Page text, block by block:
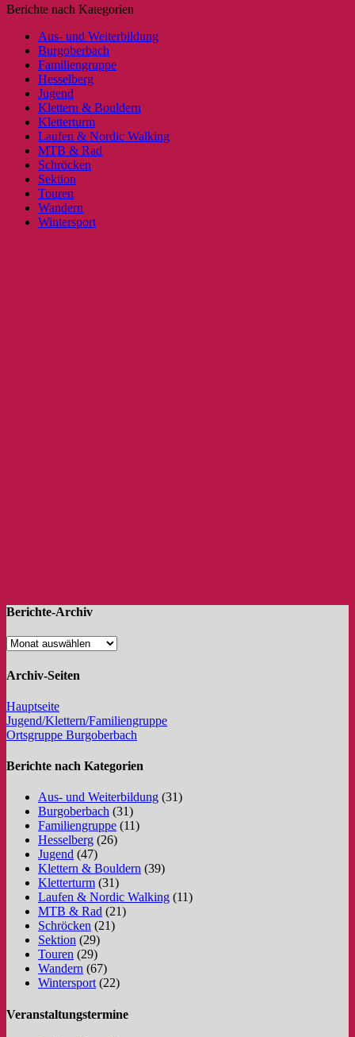
Berichte nach Kategorien
Aus- und Weiterbildung
Burgoberbach
Familiengruppe
Hesselberg
Jugend
Klettern & Bouldern
Kletterturm
Laufen & Nordic Walking
MTB & Rad
Schröcken
Sektion
Touren
Wandern
Wintersport
Berichte-Archiv
Archiv-Seiten
Hauptseite
Jugend/Klettern/Familiengruppe
Ortsgruppe Burgoberbach
Berichte nach Kategorien
Aus- und Weiterbildung (31)
Burgoberbach (31)
Familiengruppe (11)
Hesselberg (26)
Jugend (47)
Klettern & Bouldern (39)
Kletterturm (31)
Laufen & Nordic Walking (11)
MTB & Rad (21)
Schröcken (21)
Sektion (29)
Touren (29)
Wandern (67)
Wintersport (22)
Veranstaltungstermine